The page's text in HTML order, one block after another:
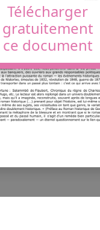
Télécharger
gratuitement
ce document